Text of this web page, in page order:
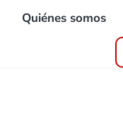
Quiénes somos